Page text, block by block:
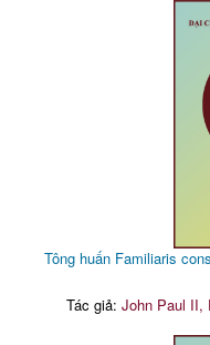
Tông huấn Familiaris
Tác giả: John Paul II,